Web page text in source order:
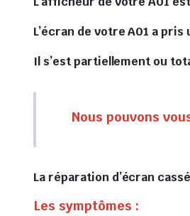
L’écran de votre A01 a pris
Il s’est partiellement ou
Nous pouvons
La réparation d’écran
Les symptômes :